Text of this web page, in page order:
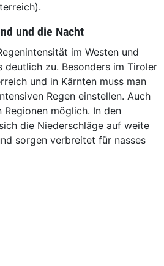
und die Nacht
im Westen und
deutlich zu. Besonders im Tiroler
und in Kärnten muss man
Regen einstellen. Auch
möglich. In den
die Niederschläge auf weite
sorgen verbreitet für nasses